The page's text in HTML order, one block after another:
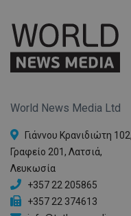
World News Media Ltd
Γιάννου Κρανιδιώτη 102,
Γραφείο 201, Λατσιά,
Λευκωσία
+357 22 205865
+357 22 374613